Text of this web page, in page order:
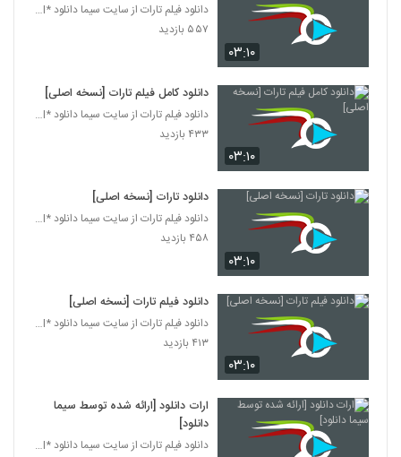
۰۳:۱۰
دانلود فیلم تارات از سایت سیما دانلود *www.simadl.
۵۵۷ بازدید
۰۳:۱۰
دانلود کامل فیلم تارات [نسخه اصلی]
دانلود فیلم تارات از سایت سیما دانلود *www.simadl.
۴۳۳ بازدید
۰۳:۱۰
دانلود تارات [نسخه اصلی]
دانلود فیلم تارات از سایت سیما دانلود *www.simadl.
۴۵۸ بازدید
۰۳:۱۰
دانلود فیلم تارات [نسخه اصلی]
دانلود فیلم تارات از سایت سیما دانلود *www.simadl.
۴۱۳ بازدید
ارات دانلود [ارائه شده توسط سیما
دانلود]
دانلود فیلم تارات از سایت سیما دانلود *www.simadl.